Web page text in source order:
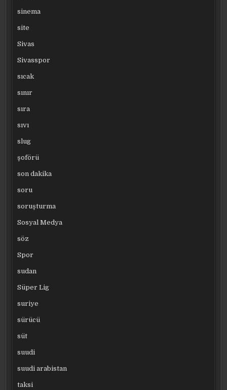
sinema
site
Sivas
Sivasspor
sıcak
sınır
sıra
sıvı
slug
şoförü
son dakika
soru
soruşturma
Sosyal Medya
söz
Spor
sudan
Süper Lig
suriye
sürücü
süt
suudi
suudi arabistan
taksi